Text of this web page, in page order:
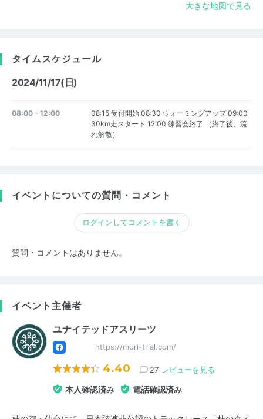
大きな地図で見る
タイムスケジュール
2024/11/17(日)
08:00 - 12:00
08:15 受付開始 08:30 ウォーミングアップ 09:00
30km走スタート 12:00 練習会終了 （終了後、流
れ解散）
イベントについての質問・コメント
ログインしてコメントを書く
質問・コメントはありません。
イベント主催者
ユナイテッドアスリーツ
https://mori-trial.com/
4.40 27 レビューを見る
本人確認済み 電話確認済み